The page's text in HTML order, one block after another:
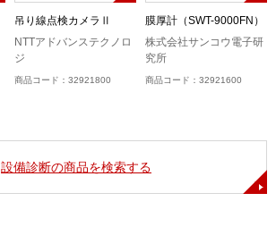
吊り線点検カメラⅡ
NTTアドバンステクノロ
ジ
商品コード：32921800
膜厚計（SWT-9000FN）
株式会社サンコウ電子研
究所
商品コード：32921600
設備診断の商品を検索する